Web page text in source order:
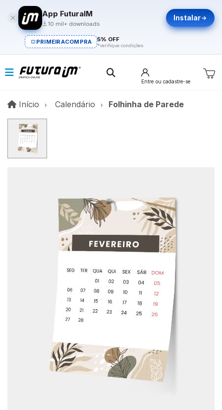
App FuturaIM
10 mil+ downloads
Instalar
PRIMEIRACOMPRA 5% OFF
*verifique condições
Entre ou cadastre-se
Início InícioCalendário Folhinha de Parede